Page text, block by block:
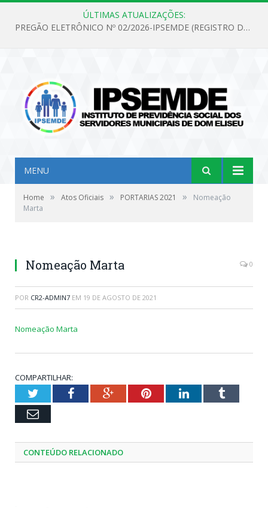
ÚLTIMAS ATUALIZAÇÕES:
PREGÃO ELETRÔNICO Nº 02/2026-IPSEMDE (REGISTRO DE PREÇOS PARA FUTURA E EVENTUAL AQUISIÇÃO DE MATERIAL DE LIMPEZA E GÊNEROS ALIMENTÍCIOS PARA ATENDER AS NECESSIDADES DO INSTITUTO DE PREVIDÊNCIA SOCIAL DOS SERVIDORES MUNICIPAIS DE DOM ELISEU.)
MENU
Home » Atos Oficiais » PORTARIAS 2021 »
Nomeação
Marta
Nomeação Marta 0
POR CR2-ADMIN7 EM 19 DE AGOSTO DE 2021
Nomeação Marta
COMPARTILHAR:
TwitterFacebookGoogle+PinterestLinkedInTumblr
Email
CONTEÚDO RELACIONADO